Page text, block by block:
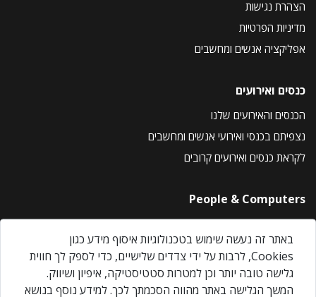
הצהרת נגישות
מדיניות הפרטיות
אפליקציה אנשים ומחשבים
כנסים ואירועים
הכנסים והאירועים שלנו
נצפיתם בכנסי ואירועי אנשים ומחשבים
לקראת כנסים ואירועים קרובים
People & Computers
About Us
Privacy Policy
Contact Us
Our Events
באתר זה נעשה שימוש בטכנולוגיות איסוף מידע כגון
Cookies, לרבות על ידי צדדים שלישיים, כדי לספק לך חווית
גלישה טובה יותר וכן למטרות סטטיסטיקה, איפיון ושיווק.
המשך הגלישה באתר מהווה הסכמתך לכך. למידע נוסף בנושא